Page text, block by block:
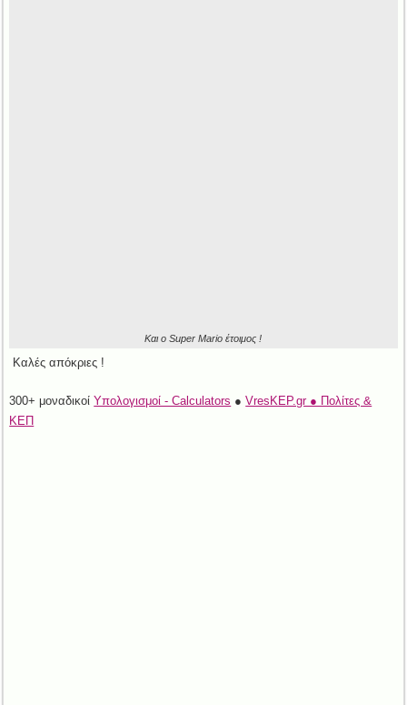
Και ο Super Mario έτοιμος !
Καλές απόκριες !
300+ μοναδικοίΥπολογισμοί - Calculators ●VresKEP.gr ● Πολίτες &
ΚΕΠ